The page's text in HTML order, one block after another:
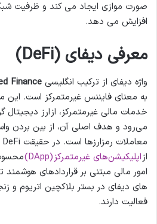
صورت موازی ایجاد می کند و ظرفیت
افزایش می دهد.
معرفی دیفای (DeFi)
واژه دیفای از ترکیب انگلیسی Finance
به معنای فایننس غیرمتمرکز است. این
خدمات مالی غیرمتمرکز، از ارز دیجیتال
می‌رود و هدف اصلی آن، از بین بردن
ازاپلیکیشن‌های غیرمتمرکز (DApp)
امور مالی مبتنی بر قراردادهای هوشمند
های دیفای در بستر بلاکچین اتریوم و
فعالیت دارند.